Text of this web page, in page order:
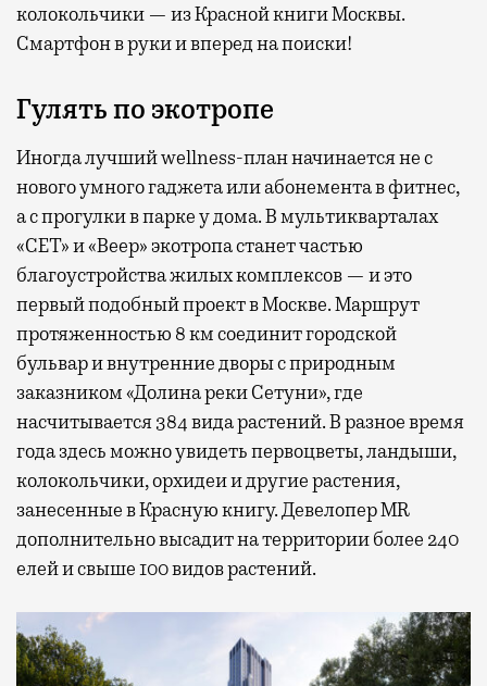
колокольчики — из Красной книги Москвы.
Смартфон в руки и вперед на поиски!
Гулять по экотропе
Иногда лучший wellness-план начинается не с
нового умного гаджета или абонемента в фитнес,
а с прогулки в парке у дома. В мультикварталах
«СЕТ» и «Веер» экотропа станет частью
благоустройства жилых комплексов — и это
первый подобный проект в Москве. Маршрут
протяженностью 8 км соединит городской
бульвар и внутренние дворы с природным
заказником «Долина реки Сетуни», где
насчитывается 384 вида растений. В разное время
года здесь можно увидеть первоцветы, ландыши,
колокольчики, орхидеи и другие растения,
занесенные в Красную книгу. Девелопер MR
дополнительно высадит на территории более 240
елей и свыше 100 видов растений.